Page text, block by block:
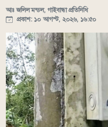
আঃ জলিল মন্ডল, গাইবান্ধা প্রতিনিধি
প্রকাশ: ১০ আগস্ট, ২০২৬, ১৬:৫০